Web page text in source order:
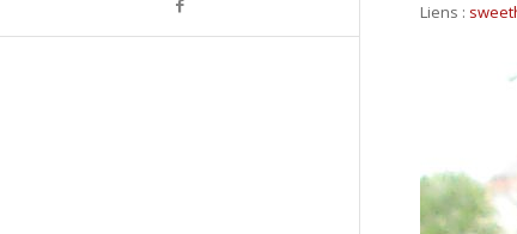
Liens :